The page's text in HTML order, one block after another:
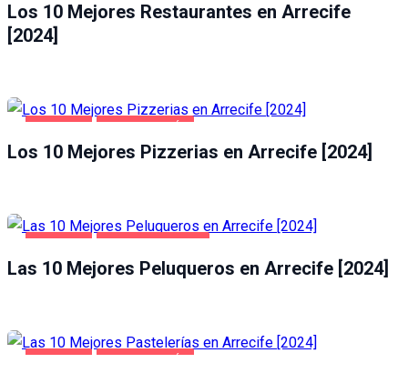
Los 10 Mejores Restaurantes en Arrecife
[2024]
Los 10 Mejores Pizzerias en Arrecife [2024]
Las 10 Mejores Peluqueros en Arrecife [2024]